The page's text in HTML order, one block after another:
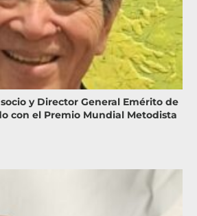
y Director General Emérito de
con el Premio Mundial Metodista